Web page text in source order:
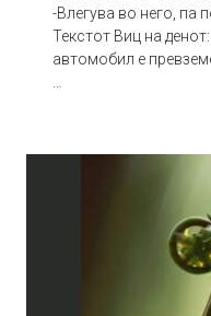
-Влегува во него, па
Текстот Виц на
автомобил е